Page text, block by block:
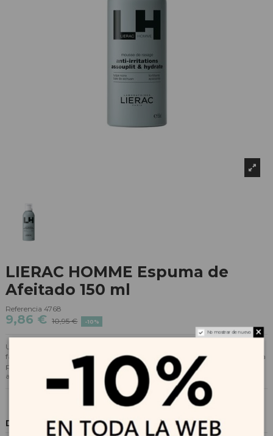
LIERAC HOMME Espuma de
Afeitado 150 ml
Referencia 4768
9,86 € 10,95 € -10%
Una fina espuma que levanta y suaviza el pelo para conseguir un afeitado
fácil desde la primera pasada de la cuchilla al mismo tiempo que protege la
piel gracias a su textura untuosa. Un afeitado preciso y suave que previene
ardor e irritación de la piel.
Descripción
No mostrar de nuevo